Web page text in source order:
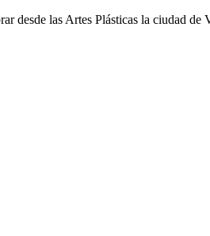
desde las Artes Plásticas la ciudad